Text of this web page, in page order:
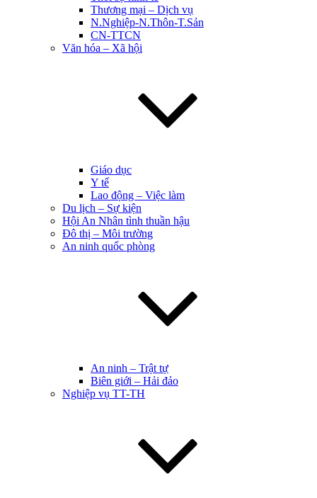
Thương mại – Dịch vụ
N.Nghiệp-N.Thôn-T.Sản
CN-TTCN
Văn hóa – Xã hội
Giáo dục
Y tế
Lao động – Việc làm
Du lịch – Sự kiện
Hội An Nhân tình thuần hậu
Đô thị – Môi trường
An ninh quốc phòng
An ninh – Trật tự
Biên giới – Hải đảo
Nghiệp vụ TT-TH